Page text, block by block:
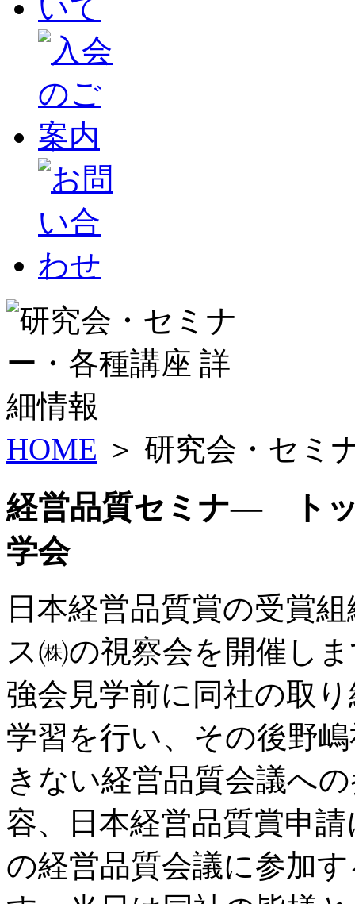
HOME ＞ 研究会・セミ
経営品質セミナ― ト
学会
日本経営品質賞の受賞
ス㈱の視察会を開催し
強会見学前に同社の取
学習を行い、その後野
きない経営品質会議へ
容、日本経営品質賞申
の経営品質会議に参加